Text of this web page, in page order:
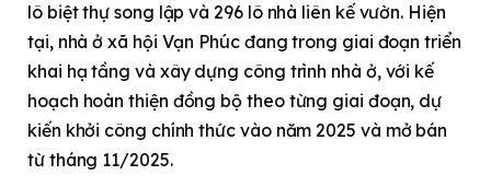
lô biệt thự song lập và 296 lô nhà liên kế vườn. Hiện
tại, nhà ở xã hội Vạn Phúc đang trong giai đoạn triển
khai hạ tầng và xây dựng công trình nhà ở, với kế
hoạch hoàn thiện đồng bộ theo từng giai đoạn, dự
kiến khởi công chính thức vào năm 2025 và mở bán
từ tháng 11/2025.